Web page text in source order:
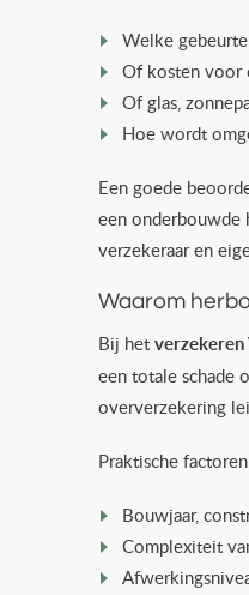
Welke
Of kosten voor
Of glas,
Hoe wordt
Een goede
een onderbouwde
verzekeraar en
Waarom
Bij het verzekeren
een totale schade
oververzekering
Praktische
Bouwjaar,
Complexiteit